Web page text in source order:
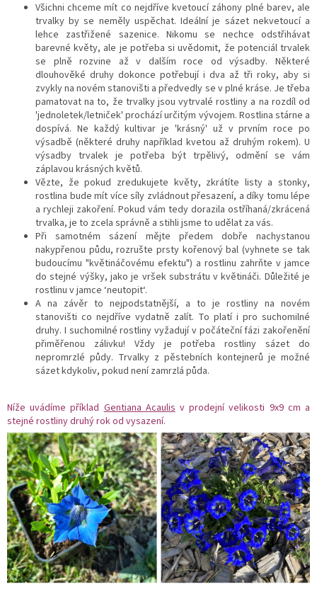
Všichni chceme mít co nejdříve kvetoucí záhony plné barev, ale
trvalky by se neměly uspěchat. Ideální je sázet nekvetoucí a
lehce zastřižené sazenice. Nikomu se nechce odstřihávat
barevné květy, ale je potřeba si uvědomit, že potenciál trvalek
se plně rozvine až v dalším roce od výsadby. Některé
dlouhověké druhy dokonce potřebují i dva až tři roky, aby si
zvykly na novém stanovišti a předvedly se v plné kráse. Je třeba
pamatovat na to, že trvalky jsou vytrvalé rostliny a na rozdíl od
'jednoletek/letniček' prochází určitým vývojem. Rostlina stárne a
dospívá. Ne každý kultivar je 'krásný' už v prvním roce po
výsadbě (některé druhy například kvetou až druhým rokem). U
výsadby trvalek je potřeba být trpělivý, odmění se vám
záplavou krásných květů.
Vězte, že pokud zredukujete květy, zkrátíte listy a stonky,
rostlina bude mít více síly zvládnout přesazení, a díky tomu lépe
a rychleji zakoření. Pokud vám tedy dorazila ostříhaná/zkrácená
trvalka, je to zcela správně a stihli jsme to udělat za vás.
Při samotném sázení mějte předem dobře nachystanou
nakypřenou půdu, rozrušte prsty kořenový bal (vyhnete se tak
budoucímu "květináčovému efektu") a rostlinu zahrňte v jamce
do stejné výšky, jako je vršek substrátu v květináči. Důležité je
rostlinu v jamce ‘neutopit‘.
A na závěr to nejpodstatnější, a to je rostliny na novém
stanovišti co nejdříve vydatně zalít. To platí i pro suchomilné
druhy. I suchomilné rostliny vyžadují v počáteční fázi zakořenění
přiměřenou zálivku! Vždy je potřeba rostliny sázet do
nepromrzlé půdy. Trvalky z pěstebních kontejnerů je možné
sázet kdykoliv, pokud není zamrzlá půda.
Níže uvádíme příkladGentiana Acaulisv prodejní velikosti 9x9 cm a
stejné rostliny druhý rok od vysazení.